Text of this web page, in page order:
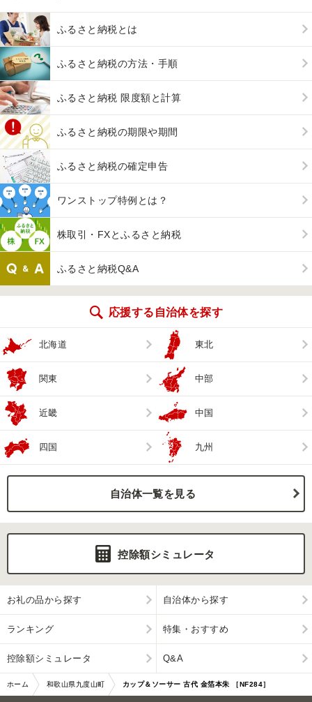
ふるさと納税とは
ふるさと納税の方法・手順
ふるさと納税 限度額と計算
ふるさと納税の期限や期間
ふるさと納税の確定申告
ワンストップ特例とは？
株取引・FXとふるさと納税
ふるさと納税Q&A
応援する自治体を探す
北海道 東北
関東 中部
近畿 中国
四国 九州
自治体一覧を見る
控除額シミュレータ
お礼の品から探す 自治体から探す
ランキング 特集・おすすめ
控除額シミュレータ Q&A
ホーム 和歌山県九度山町 カップ＆ソーサー 古代 金箔本朱 ［NF284］